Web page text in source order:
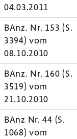
04.03.2011
BAnz. Nr. 153 (S.
3394) vom
08.10.2010
BAnz. Nr. 160 (S.
3519) vom
21.10.2010
BAnz Nr. 44 (S.
1068) vom